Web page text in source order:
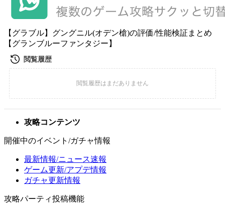
【グラブル】グングニル(オデン槍)の評価/性能検証まとめ
【グランブルーファンタジー】
攻略コンテンツ
開催中のイベント/ガチャ情報
最新情報/ニュース速報
ゲーム更新/アプデ情報
ガチャ更新情報
攻略パーティ投稿機能